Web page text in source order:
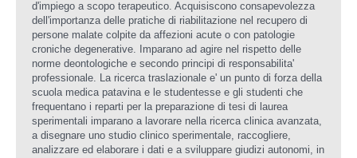
d'impiego a scopo terapeutico. Acquisiscono consapevolezza
dell'importanza delle pratiche di riabilitazione nel recupero di
persone malate colpite da affezioni acute o con patologie
croniche degenerative. Imparano ad agire nel rispetto delle
norme deontologiche e secondo principi di responsabilita'
professionale. La ricerca traslazionale e' un punto di forza della
scuola medica patavina e le studentesse e gli studenti che
frequentano i reparti per la preparazione di tesi di laurea
sperimentali imparano a lavorare nella ricerca clinica avanzata,
a disegnare uno studio clinico sperimentale, raccogliere,
analizzare ed elaborare i dati e a sviluppare giudizi autonomi, in